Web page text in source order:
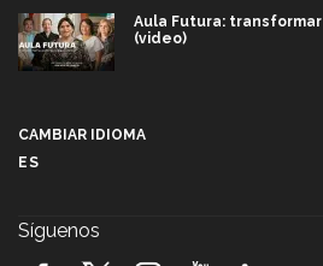
Aula Futura:
(video)
CAMBIAR IDIOMA
ES
Síguenos